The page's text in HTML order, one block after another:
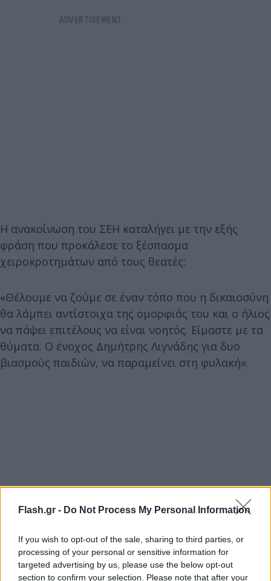
Flash.gr - Do Not Process My Personal Information
If you wish to opt-out of the sale, sharing to third parties, or
processing of your personal or sensitive information for
targeted advertising by us, please use the below opt-out
section to confirm your selection. Please note that after your
Η ανακοίνωση του ΣΕΗ καταλήγει με την εξής
φράση που προκάλεσε το ξέσπασμα
χειροκροτημάτων από τους θεατές:
«Θέλουμε να ζούμε σε έναν τόπο που η δικαιοσύνη
θα λάμπει αντίστοιχα της ομορφιάς του και ο ήλιος
να πάψει επιτέλους να είναι νοητός. Είμαστε με τα
θύματα. Ο ένοχος Δημήτρης Λιγνάδης για δυο
βιασμούς παιδιών, να παραμείνει στη φυλακή».